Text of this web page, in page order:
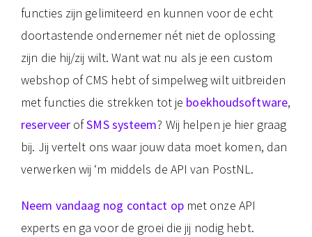
functies zijn gelimiteerd en kunnen voor de echt
doortastende ondernemer nét niet de oplossing
zijn die hij/zij wilt. Want wat nu als je een custom
webshop of CMS hebt of simpelweg wilt uitbreiden
met functies die strekken tot je boekhoudsoftware,
reserveer ofSMS systeem? Wij helpen je hier graag
bij. Jij vertelt ons waar jouw data moet komen, dan
verwerken wij ‘m middels de API van PostNL.
Neem vandaag nog contact opmet onze API
experts en ga voor de groei die jij nodig hebt.